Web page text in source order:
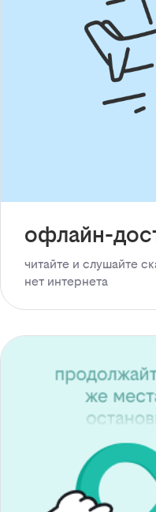
офлайн-
читайте и слушайте
нет интернета